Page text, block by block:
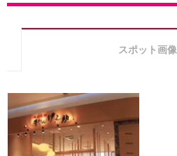
スポット画像